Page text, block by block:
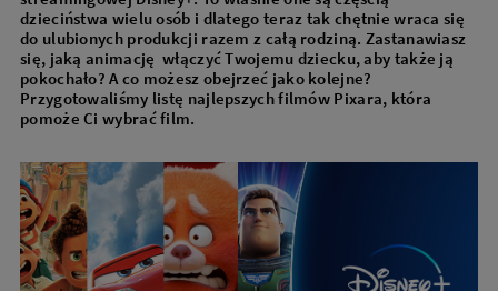
dzieciństwa wielu osób i dlatego teraz tak chętnie wraca się
do ulubionych produkcji razem z całą rodziną. Zastanawiasz
się, jaką animację włączyć Twojemu dziecku, aby także ją
pokochało? A co możesz obejrzeć jako kolejne?
Przygotowaliśmy listę najlepszych filmów Pixara, która
pomoże Ci wybrać film.